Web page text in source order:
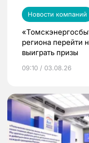
Новости компаний
региона перейти
выиграть призы
09:10 / 03.08.26